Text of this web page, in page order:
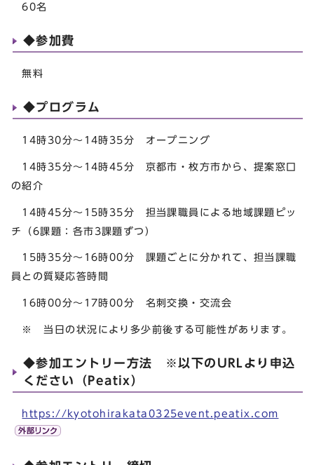
60名
◆参加費
無料
◆プログラム
14時30分～14時35分 オープニング
14時35分～14時45分 京都市・枚方市から、提案窓口
の紹介
14時45分～15時35分 担当課職員による地域課題ピッ
チ（6課題：各市3課題ずつ）
15時35分～16時00分 課題ごとに分かれて、担当課職
員との質疑応答時間
16時00分～17時00分 名刺交換・交流会
※ 当日の状況により多少前後する可能性があります。
◆参加エントリー方法 ※以下のURLより申込
ください（Peatix）
https://kyotohirakata0325event.peatix.com